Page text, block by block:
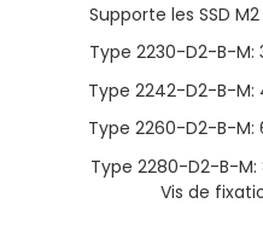
Supporte les SSD
Type 2230-D2-B-
Type 2242-D2-B-
Type 2260-D2-B-
Type 2280-D2-B-
Vis de